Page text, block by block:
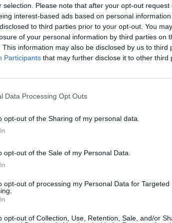
selection. Please note that after your opt-out
interest-based ads based on personal
to third parties prior to your opt-out. You
of your personal information by third parties on
This information may also be disclosed by us to third
Participants that may further disclose it to other third
Data Processing Opt Outs
opt-out of the Sharing of my personal data.
opt-out of the Sale of my Personal Data.
opt-out of processing my Personal Data for Targeted
opt-out of Collection, Use, Retention, Sale, and/or
2642 m Arves et